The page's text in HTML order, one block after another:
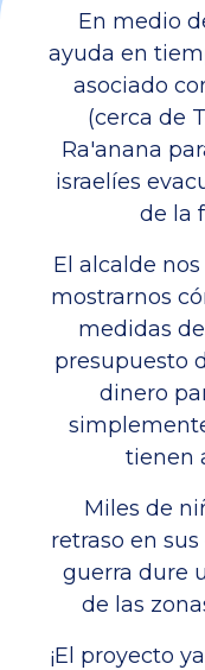
En medio
ayuda en
asociado
(cerca de
Ra'anana
israelíes
de la
El alcalde
mostrarnos
medidas
presupuesto
dinero
tienen
Miles de
retraso en
guerra dure
de las
¡El proyecto